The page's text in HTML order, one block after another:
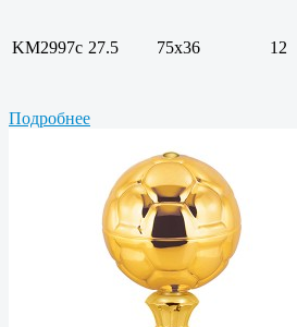
KM2997c 27.5 75х36 12
Подробнее